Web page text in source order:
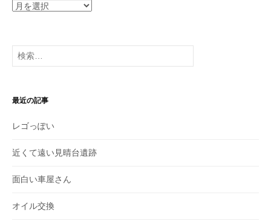
過
投
稿
検
索:
最近の記事
レゴっぽい
近くて遠い見晴台遺跡
面白い車屋さん
オイル交換